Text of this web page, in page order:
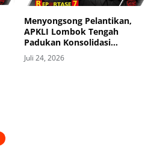
Menyongsong Pelantikan,
APKLI Lombok Tengah
Padukan Konsolidasi
Organisasi dengan
Kepedulian Sosial
Juli 24, 2026